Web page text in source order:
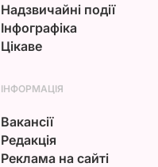
Надзвичайні події
Інфографіка
Цікаве
ІНФОРМАЦІЯ
Вакансії
Редакція
Реклама на сайті